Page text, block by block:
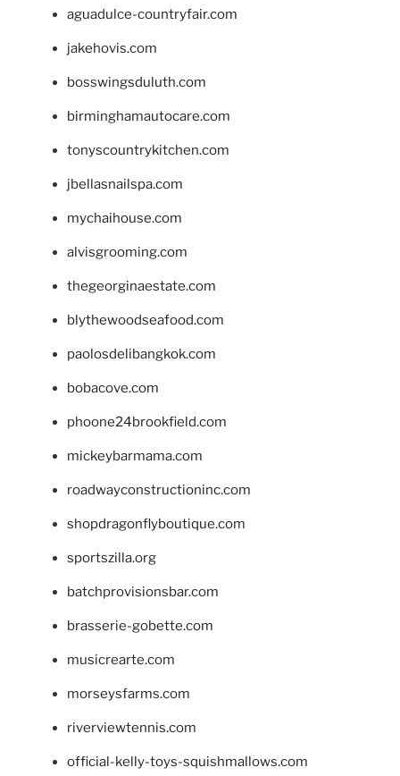
aguadulce-countryfair.com
jakehovis.com
bosswingsduluth.com
birminghamautocare.com
tonyscountrykitchen.com
jbellasnailspa.com
mychaihouse.com
alvisgrooming.com
thegeorginaestate.com
blythewoodseafood.com
paolosdelibangkok.com
bobacove.com
phoone24brookfield.com
mickeybarmama.com
roadwayconstructioninc.com
shopdragonflyboutique.com
sportszilla.org
batchprovisionsbar.com
brasserie-gobette.com
musicrearte.com
morseysfarms.com
riverviewtennis.com
official-kelly-toys-squishmallows.com